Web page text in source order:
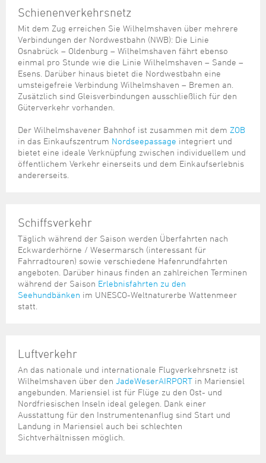
Schienenverkehrsnetz
Mit dem Zug erreichen Sie Wilhelmshaven über mehrere
Verbindungen der Nordwestbahn (NWB): Die Linie
Osnabrück – Oldenburg – Wilhelmshaven fährt ebenso
einmal pro Stunde wie die Linie Wilhelmshaven – Sande –
Esens. Darüber hinaus bietet die Nordwestbahn eine
umsteigefreie Verbindung Wilhelmshaven – Bremen an.
Zusätzlich sind Gleisverbindungen ausschließlich für den
Güterverkehr vorhanden.
Der Wilhelmshavener Bahnhof ist zusammen mit dem ZOB
in das Einkaufszentrum Nordseepassage integriert und
bietet eine ideale Verknüpfung zwischen individuellem und
öffentlichem Verkehr einerseits und dem Einkaufserlebnis
andererseits.
Schiffsverkehr
Täglich während der Saison werden Überfahrten nach
Eckwarderhörne / Wesermarsch (interessant für
Fahrradtouren) sowie verschiedene Hafenrundfahrten
angeboten. Darüber hinaus finden an zahlreichen Terminen
während der Saison Erlebnisfahrten zu den
Seehundbänken im UNESCO-Weltnaturerbe Wattenmeer
statt.
Luftverkehr
An das nationale und internationale Flugverkehrsnetz ist
Wilhelmshaven über den JadeWeserAIRPORT in Mariensiel
angebunden. Mariensiel ist für Flüge zu den Ost- und
Nordfriesischen Inseln ideal gelegen. Dank einer
Ausstattung für den Instrumentenanflug sind Start und
Landung in Mariensiel auch bei schlechten
Sichtverhältnissen möglich.